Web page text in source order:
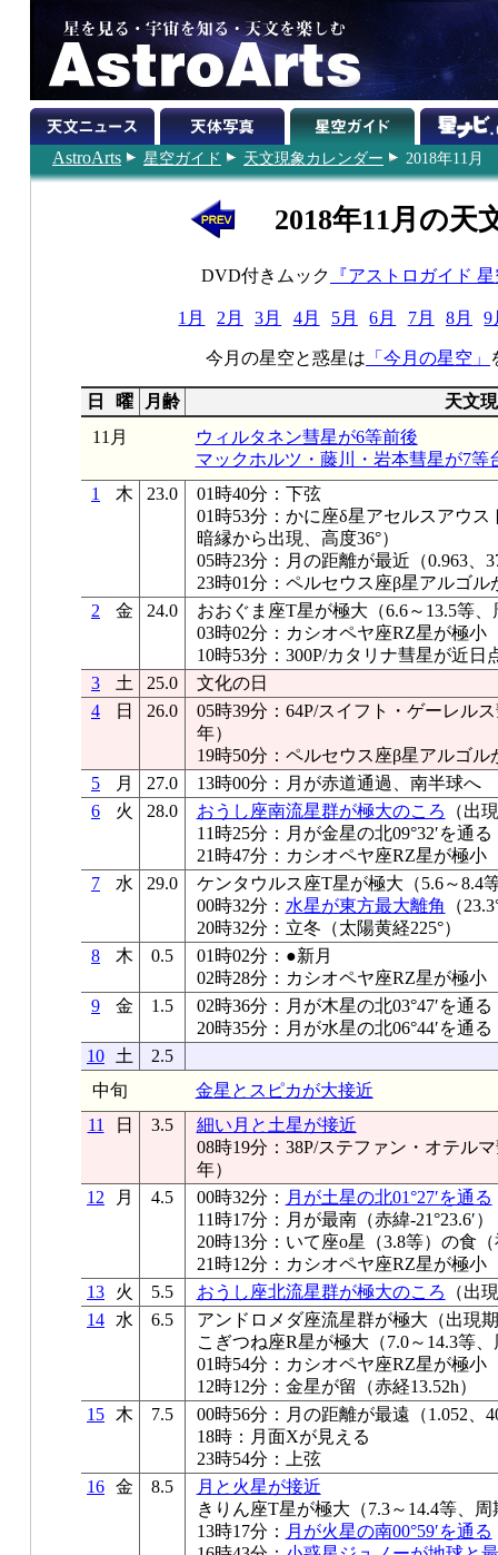
AstroArts 星空ガイド 天文現象カレンダー 2018年11月
2018年11月の天
DVD付きムック 『アストロガイド
1月 2月 3月 4月 5月 6月 7月 8月 9
今月の星空と惑星は 「今月の星空」
日 曜 月齢
天文
11月
ウィルタネン彗星が6等前後
マックホルツ・藤川・岩本彗星が7等
1
木 23.0
01時40分：下弦
01時53分：かに座δ星アセルスアウ
暗縁から出現、高度36°）
05時23分：月の距離が最近（0.963、
23時01分：ペルセウス座β星アルゴル
2
金 24.0
おおぐま座T星が極大（6.6～13.5等、
03時02分：カシオペヤ座RZ星が極小
10時53分：300P/カタリナ彗星が近日
3
土 25.0
文化の日
4
日 26.0
05時39分：64P/スイフト・ゲーレル
年）
19時50分：ペルセウス座β星アルゴル
5
月 27.0
13時00分：月が赤道通過、南半球へ
6
火 28.0 おうし座南流星群が極大のころ （出
11時25分：月が金星の北09°32′を通る
21時47分：カシオペヤ座RZ星が極小
7
水 29.0
ケンタウルス座T星が極大（5.6～8.4
00時32分： 水星が東方最大離角 （
20時32分：立冬（太陽黄経225°）
8
木 0.5
01時02分：●新月
02時28分：カシオペヤ座RZ星が極小
9
金 1.5
02時36分：月が木星の北03°47′を通る
20時35分：月が水星の北06°44′を通る
10
土
2.5
中旬
金星とスピカが大接近
11
日 3.5
細い月と土星が接近
08時19分：38P/ステファン・オテル
年）
12
月 4.5 00時32分： 月が土星の北01°27′を通る
11時17分：月が最南（赤緯-21°23.6′）
20時13分：いて座ο星（3.8等）の食
21時12分：カシオペヤ座RZ星が極小
13
火 5.5 おうし座北流星群が極大のころ （出
14
水 6.5
アンドロメダ座流星群が極大（出現
こぎつね座R星が極大（7.0～14.3等
01時54分：カシオペヤ座RZ星が極小
12時12分：金星が留（赤経13.52h）
15
木 7.5
00時56分：月の距離が最遠（1.052、
18時：月面Xが見える
23時54分：上弦
16 金 8.5
月と火星が接近
きりん座T星が極大（7.3～14.4等、周
13時17分： 月が火星の南00°59′を通る